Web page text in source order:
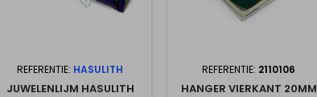
REFERENTIE: HASULITH
JUWELENLIJM HASULITH
REFERENTIE: 2110106
HANGER VIERKANT 20MM